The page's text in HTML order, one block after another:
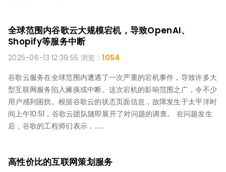
全球范围内谷歌云大规模宕机，导致OpenAI、
Shopify等服务中断
2025-06-13 12:39:55 浏览：1054
谷歌云服务在全球范围内遭遇了一次严重的宕机事件，导致许多大
型互联网服务陷入瘫痪或中断。这次宕机的影响范围之广，令不少
用户感到困扰。根据谷歌云的状态页面信息，故障发生于太平洋时
间上午10:51，谷歌云团队随即展开了对问题的调查。 在问题发生
后，谷歌的工程师们表示，……
高性价比的互联网策划服务